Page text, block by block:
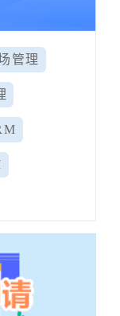
管理